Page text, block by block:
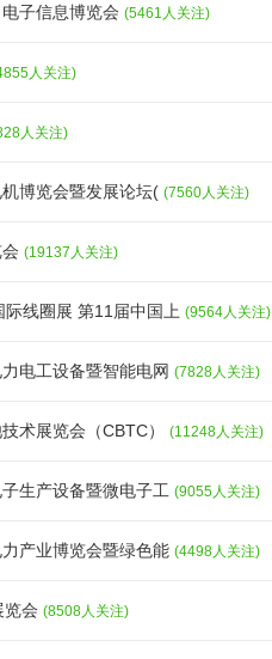
子信息博览会 (5461人关注)
人关注)
人关注)
博览会暨发展论坛( (7560人关注)
(19137人关注)
线圈展 第11届中国上 (9564人关注)
电工设备暨智能电网 (7828人关注)
术展览会（CBTC） (11248人关注)
生产设备暨微电子工 (9055人关注)
产业博览会暨绿色能 (4498人关注)
览会 (8508人关注)